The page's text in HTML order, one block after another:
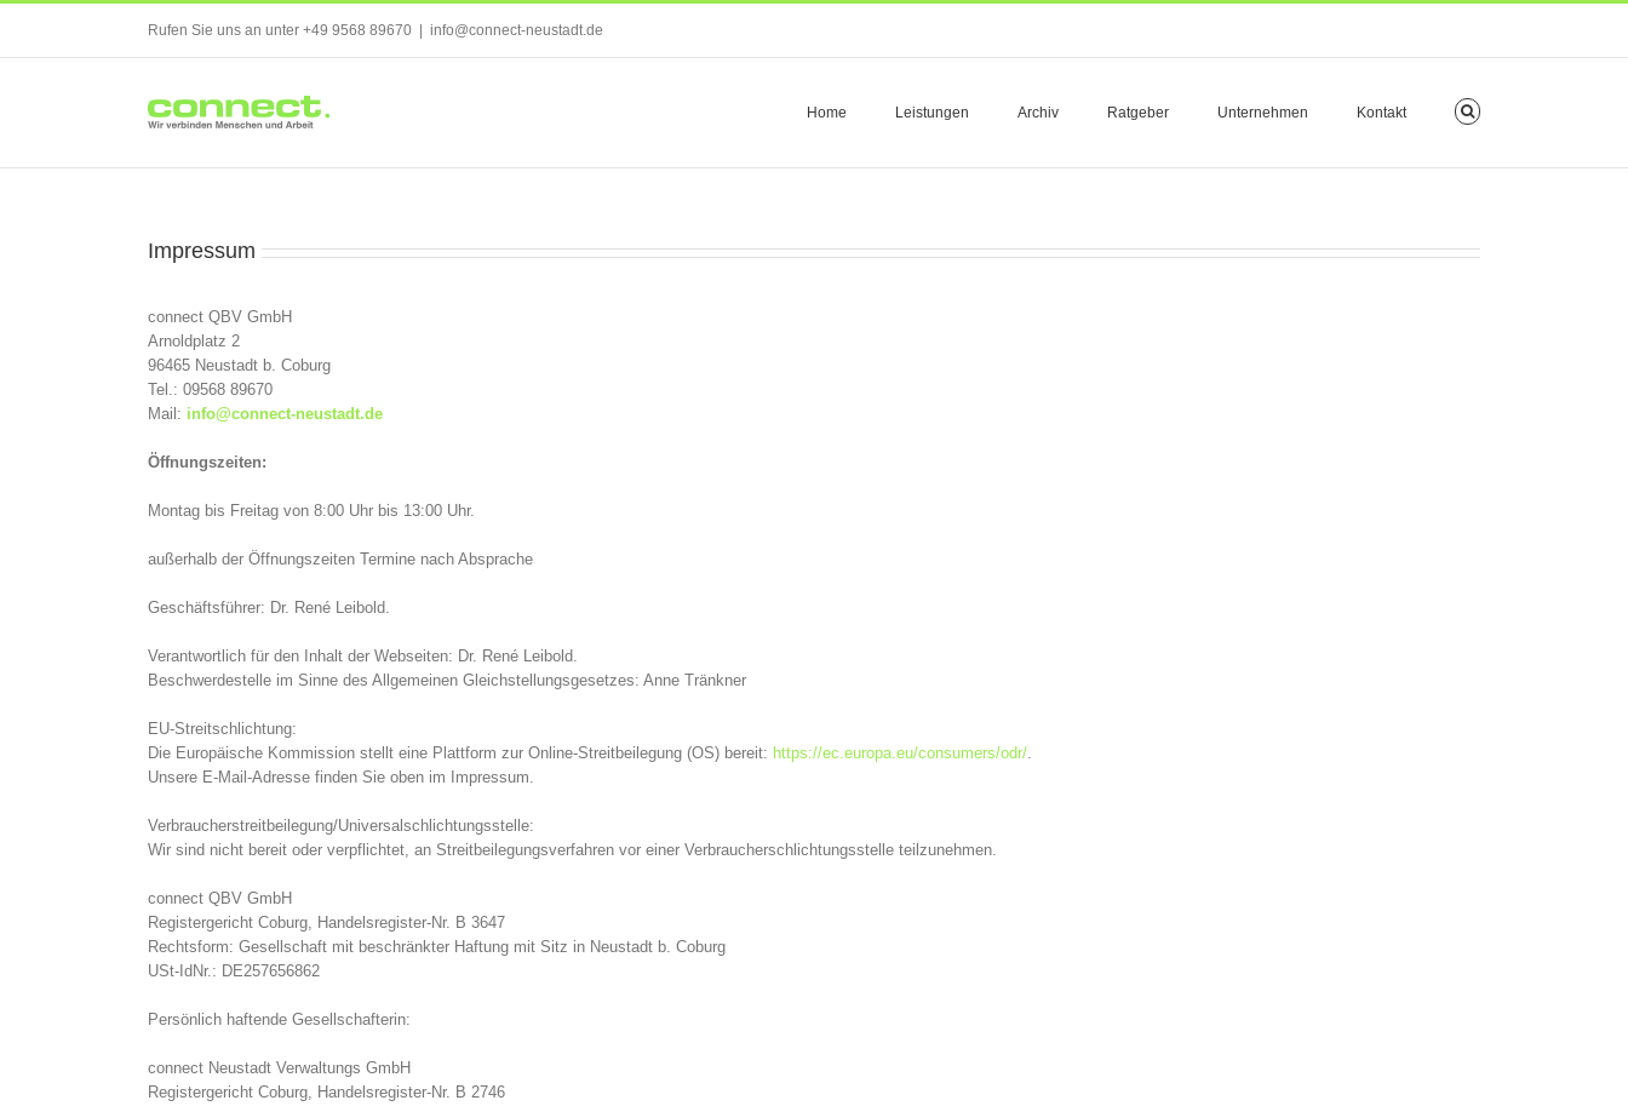
content
Rufen Sie uns an unter +49 9568 89670 info@connect-neustadt.de
Home Leistungen Archiv Ratgeber Unternehmen Kontakt
Impressum
connect QBV GmbH
Arnoldplatz 2
96465 Neustadt b. Coburg
Tel.: 09568 89670
Mail: info@connect-neustadt.de
Öffnungszeiten:
Montag bis Freitag von 8:00 Uhr bis 13:00 Uhr.
außerhalb der Öffnungszeiten Termine nach Absprache
Geschäftsführer: Dr. René Leibold.
Verantwortlich für den Inhalt der Webseiten: Dr. René Leibold.
Beschwerdestelle im Sinne des Allgemeinen Gleichstellungsgesetzes: Anne Tränkner
EU-Streitschlichtung:
Die Europäische Kommission stellt eine Plattform zur Online-Streitbeilegung (OS) bereit: https://ec.europa.eu/consumers/odr/.
Unsere E-Mail-Adresse finden Sie oben im Impressum.
Verbraucherstreitbeilegung/Universalschlichtungsstelle:
Wir sind nicht bereit oder verpflichtet, an Streitbeilegungsverfahren vor einer Verbraucherschlichtungsstelle teilzunehmen.
connect QBV GmbH
Registergericht Coburg, Handelsregister-Nr. B 3647
Rechtsform: Gesellschaft mit beschränkter Haftung mit Sitz in Neustadt b. Coburg
USt-IdNr.: DE257656862
Persönlich haftende Gesellschafterin:
connect Neustadt Verwaltungs GmbH
Registergericht Coburg, Handelsregister-Nr. B 2746